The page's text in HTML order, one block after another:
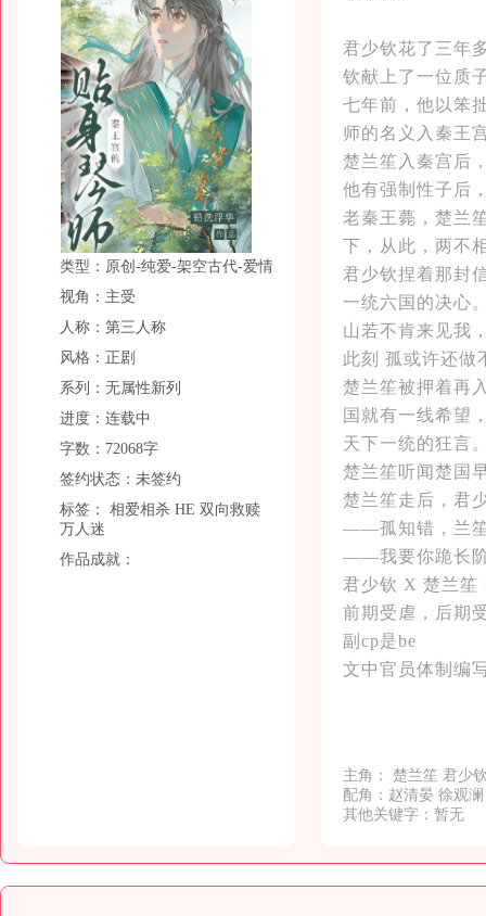
类型：原创-纯爱-架空古代-爱情
视角：主受
人称：第三人称
风格：正剧
系列：无属性新列
进度：连载中
字数：72068字
签约状态：未签约
标签： 相爱相杀 HE 双向救赎
万人迷
作品成就：
君少钦花了三年
钦献上了一位
七年前，他以笨
师的名义入秦王
楚兰笙入秦宫后
他有强制性子后
老秦王薨，楚兰
下，从此，两不
君少钦捏着那封
一统六国的决心
山若不肯来见我
此刻 孤或许还
楚兰笙被押着再
国就有一线希望
天下一统的狂言
楚兰笙听闻楚国
楚兰笙走后，君
——孤知错，兰
——我要你跪长
君少钦 X 楚兰笙
前期受虐，后期
副cp是be
文中官员体制编
主角： 楚兰笙 君少
配角：赵清晏 徐观
其他关键字：暂无